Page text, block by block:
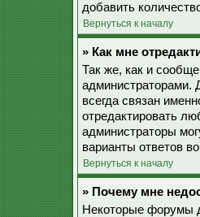
добавить
Вернуться к началу
» Как мне
Так же, как и
администраторами.
всегда связан
отредактировать
администраторы
варианты ответов
Вернуться к началу
» Почему мне
Некоторые форумы